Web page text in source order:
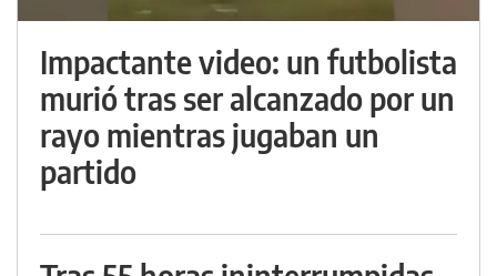
Impactante video: un futbolista
murió tras ser alcanzado por un
rayo mientras jugaban un
partido